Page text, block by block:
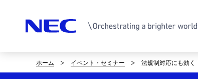
サ
ホーム イベント・セミナー 法規制対応にも効く